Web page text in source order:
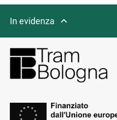
In evidenza